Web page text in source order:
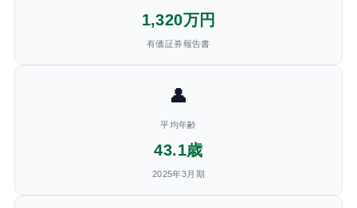
1,320万円
有価証券報告書
👤
平均年齢
43.1歳
2025年3月期